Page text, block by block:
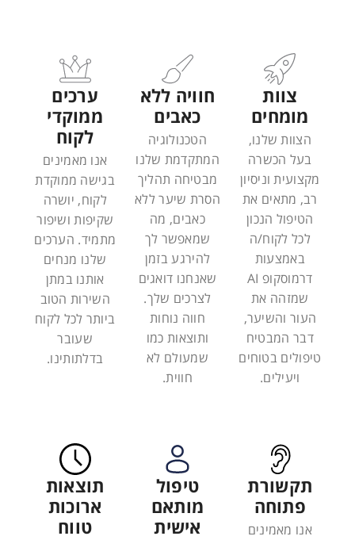
צוות
מומחים
הצוות שלנו,
בעל הכשרה
מקצועית וניסיון
רב, מתאים את
הטיפול הנכון
לכל לקוח/ה
באמצעות
דרמוסקופ AI
שמזהה את
העור והשיער,
דבר המבטיח
טיפולים בטוחים
ויעילים.
חוויה ללא
כאבים
הטכנולוגיה
המתקדמת שלנו
מבטיחה תהליך
הסרת שיער ללא
כאבים, מה
שמאפשר לך
להירגע בזמן
שאנחנו דואגים
לצרכים שלך.
חווה נוחות
ותוצאות כמו
שמעולם לא
חווית.
ערכים
ממוקדי
לקוח
אנו מאמינים
בגישה ממוקדת
לקוח, יושרה
שקיפות ושיפור
מתמיד. הערכים
שלנו מנחים
אותנו במתן
השירות הטוב
ביותר לכל לקוח
שעובר
בדלתותינו.
תקשורת
פתוחה
אנו מאמינים
טיפול
מותאם
אישית
תוצאות
ארוכות
טווח